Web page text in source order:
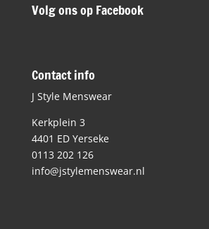
Volg ons op Facebook
Contact info
J Style Menswear
Kerkplein 3
4401 ED Yerseke
0113 202 126
info@jstylemenswear.nl